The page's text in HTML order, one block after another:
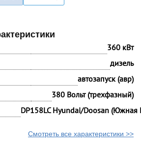
360 кВт
дизель
автозапуск (авр)
380 Вольт (трехфазный)
DP158LC Hyundai/Doosan (Южная
Смотреть все характеристики >>